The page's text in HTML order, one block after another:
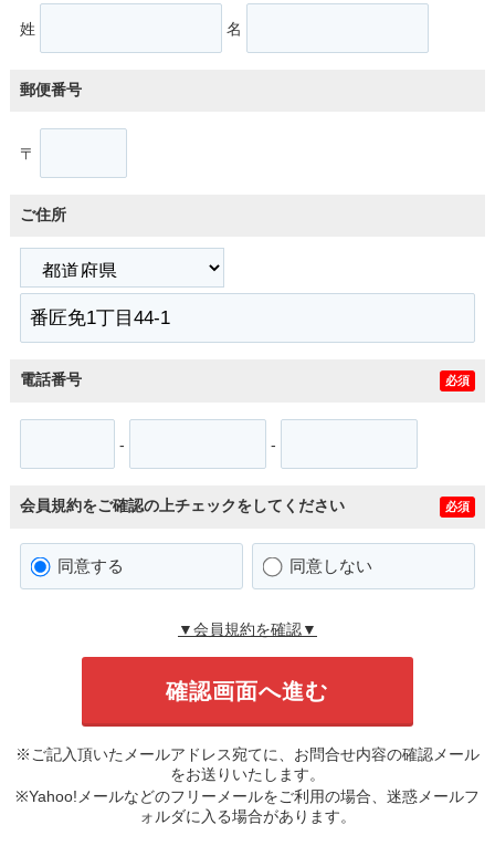
姓 名
郵便番号
〒
ご住所
電話番号 必須
- -
会員規約をご確認の上チェックをしてください 必須
同意する 同意しない
▼会員規約を確認▼
※ご記入頂いたメールアドレス宛てに、お問合せ内容の確認メール
をお送りいたします。
※Yahoo!メールなどのフリーメールをご利用の場合、迷惑メールフ
ォルダに入る場合があります。